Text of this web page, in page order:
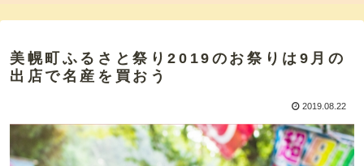
美幌町ふるさと祭り2019のお祭りは9月の
出店で名産を買おう
2019.08.22